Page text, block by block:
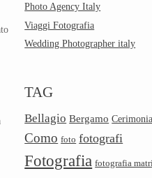
Photo Agency Italy
Viaggi Fotografia
Wedding Photographer italy
TAG
Bellagio Bergamo Cerimonia
Como foto fotografi
Fotografia fotografia